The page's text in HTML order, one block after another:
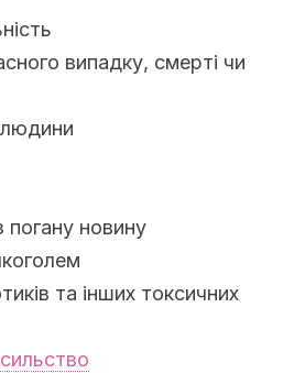
випадку, смерті чи
новину
та інших токсичних